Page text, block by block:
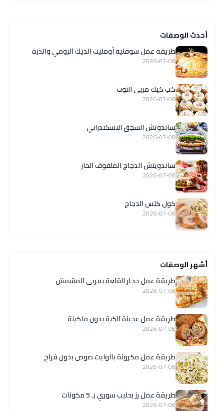
أحدث الوصفات
طريقة عمل سوفليه أومليت الديك الرومي والذرة
2026-07-08
كب كيك مربى التوت
2026-07-08
ساندوتش السجق الاسكندراني
2026-07-08
ساندويتش الدجاج الملفوف الحار
2026-07-08
كول كتس الدجاج
2026-07-08
أشهر الوصفات
طريقة عمل حجار القلعة بمربى المشمش
2026-07-08
طريقة عمل عجينة الكبة بدون ماكينة
2026-07-08
طريقة عمل مكرونة بالوايت صوص بدون فراخ
2026-07-08
طريقة عمل رز بحليب سوري بـ 5 مكونات
2026-07-08